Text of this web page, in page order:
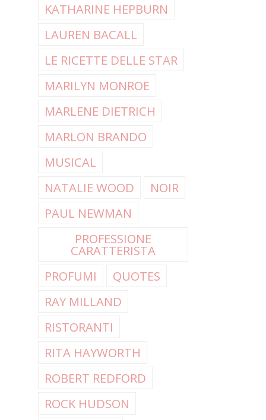
KATHARINE HEPBURN
LAUREN BACALL
LE RICETTE DELLE STAR
MARILYN MONROE
MARLENE DIETRICH
MARLON BRANDO
MUSICAL
NATALIE WOOD
NOIR
PAUL NEWMAN
PROFESSIONE
CARATTERISTA
PROFUMI
QUOTES
RAY MILLAND
RISTORANTI
RITA HAYWORTH
ROBERT REDFORD
ROCK HUDSON